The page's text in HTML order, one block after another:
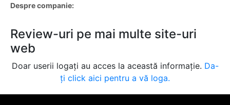
Despre companie:
Review-uri pe mai multe site-uri
web
Doar userii logați au acces la această informație. Da-
ți click aici pentru a vă loga.